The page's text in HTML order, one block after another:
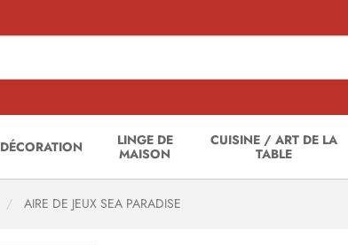
DÉCORATION
LINGE DE
MAISON
CUISINE / ART DE LA
TABLE
AIRE DE JEUX SEA PARADISE